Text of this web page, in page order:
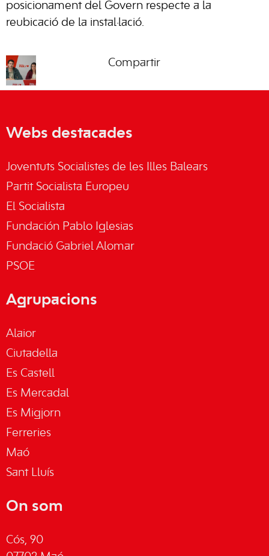
posicionament del Govern respecte a la
reubicació de la instal·lació.
Compartir
Webs destacades
Joventuts Socialistes de les Illes Balears
Partit Socialista Europeu
El Socialista
Fundación Pablo Iglesias
Fundació Gabriel Alomar
PSOE
Agrupacions
Alaior
Ciutadella
Es Castell
Es Mercadal
Es Migjorn
Ferreries
Maó
Sant Lluís
On som
Cós, 90